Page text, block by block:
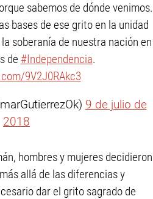
sabemos de dónde venimos.
bases de ese grito en la unidad
soberanía de nuestra nación en
de #Independencia.
9V2J0RAkc3
9 de julio de
2018
hombres y mujeres decidieron
allá de las diferencias y
dar el grito sagrado de